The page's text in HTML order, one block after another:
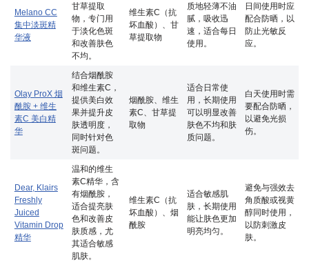
Melano CC
集中淡斑精
华液
甘草提取
物，专门用
于淡化色斑
和改善肤色
不均。
维生素C（抗
坏血酸）、甘
草提取物
质地轻薄不油
腻，吸收迅
速，适合每日
使用。
日间使用时应
配合防晒，以
防止光敏反
应。
Olay ProX 烟
酰胺 + 维生
素C 美白精
华
结合烟酰胺
和维生素C，
提供美白效
果并提升皮
肤透明度，
同时针对色
斑问题。
烟酰胺、维生
素C、甘草提
取物
适合日常使
用，长期使用
可以明显改善
肤色不均和肤
质问题。
白天使用时需
要配合防晒，
以避免光损
伤。
Dear, Klairs
Freshly
Juiced
Vitamin Drop
精华
温和的维生
素C精华，含
有烟酰胺，
适合提亮肤
色和改善皮
肤质感，尤
其适合敏感
肌肤。
维生素C（抗
坏血酸）、烟
酰胺
适合敏感肌
肤，长期使用
能让肤色更加
明亮均匀。
避免与强效去
角质酸或视黄
醇同时使用，
以防刺激皮
肤。